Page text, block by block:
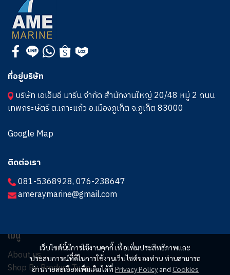
เว็บไซต์นี้มีการใช้งานคุกกี้ เพื่อเพิ่มประสิทธิภาพและ
ประสบการณ์ที่ดีในการใช้งานเว็บไซต์ของท่าน ท่านสามารถ
อ่านรายละเอียดเพิ่มเติมได้ที่ Privacy Policyand Cookies
ที่อยู่บริษัท
บริษัท เอเอ็มอี มารีน จำกัด สำนักงานใหญ่ 20/48 หมู่ 2 ถนน
เทพกระษัตรี ต.เกาะแก้ว อ.เมืองภูเก็ต จ.ภูเก็ต 83000
Google Map
ติดต่อเรา
081-5368928,076-238647
ameraymarine@gmail.com
เมนู
About us
Shop By Product Type